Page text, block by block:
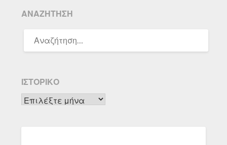
ΑΝΑΖΉΤΗΣΗ
ΓΙΑ:
ΙΣΤΟΡΙΚΌ
Ιστορικό